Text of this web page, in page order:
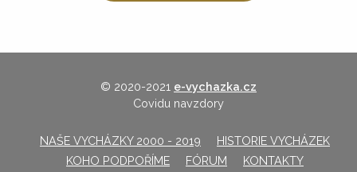
© 2020-2021 e-vychazka.cz
Covidu navzdory
NAŠE VYCHÁZKY 2000 - 2019
HISTORIE VYCHÁZEK
KOHO PODPOŘÍME
FÓRUM KONTAKTY